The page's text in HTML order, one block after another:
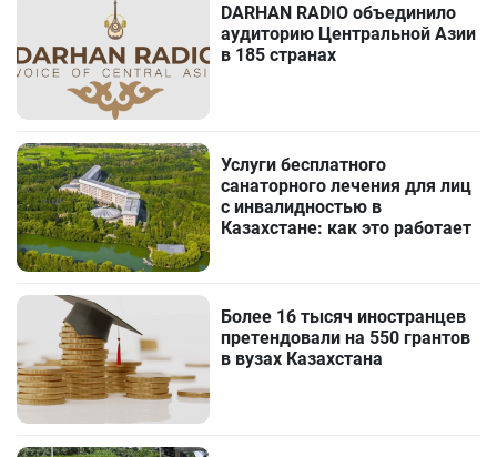
DARHAN RADIO объединило
аудиторию Центральной Азии
в 185 странах
Услуги бесплатного
санаторного лечения для лиц
с инвалидностью в
Казахстане: как это работает
Более 16 тысяч иностранцев
претендовали на 550 грантов
в вузах Казахстана